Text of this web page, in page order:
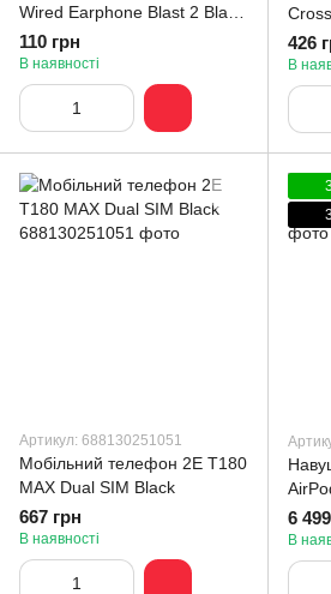
Wired Earphone Blast 2 Black
(CW-WD02BK)
110 грн
В наявності
426
В
Артикул: 688130251051
Мобільний телефон 2E T180
MAX Dual SIM Black
667 грн
В наявності
6
В